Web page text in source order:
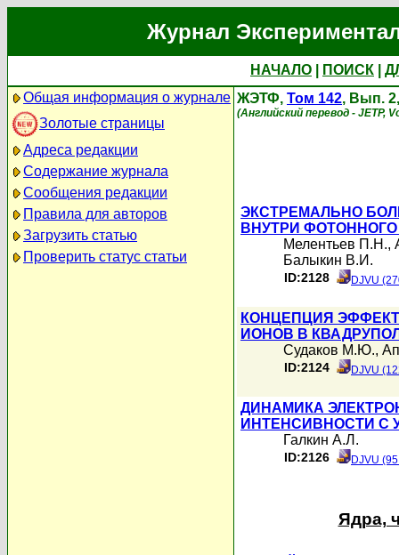
Журнал
НАЧАЛО ПОИСК
Общая информация о журнале
Золотые страницы
Адреса редакции
Содержание журнала
Сообщения редакции
Правила для авторов
Загрузить статью
Проверить статус статьи
ЖЭТФ, Том 142, Вып.
(Английский перевод - JETP,
ЭКСТРЕМАЛЬНО
ВНУТРИ
Мелентьев П.Н.,
Балыкин В.И.
ID:2128 DJVU
КОНЦЕПЦИЯ
ИОНОВ В
Судаков М.Ю.,
ID:2124 DJVU
ДИНАМИКА
ИНТЕНСИВНОСТИ С
Галкин А.Л.
ID:2126 DJVU
Ядра,